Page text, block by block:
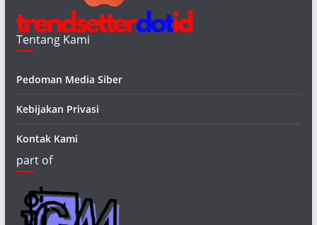
Tentang Kami
Pedoman Media Siber
Kebijakan Privasi
Kontak Kami
part of